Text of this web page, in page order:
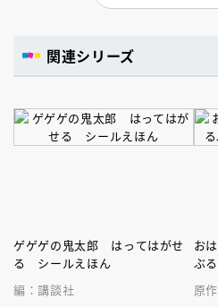
関連シリーズ
ゲゲゲの鬼太郎 はってはがせ
る シールえほん
編：講談社
お
ぶ
原